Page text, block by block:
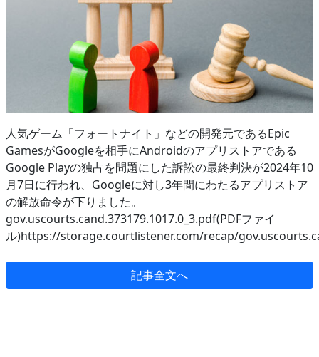
人気ゲーム「フォートナイト」などの開発元であるEpic
GamesがGoogleを相手にAndroidのアプリストアである
Google Playの独占を問題にした訴訟の最終判決が2024年10
月7日に行われ、Googleに対し3年間にわたるアプリストア
の解放命令が下りました。
gov.uscourts.cand.373179.1017.0_3.pdf(PDFファイ
ル)https://storage.courtlistener.com/recap/
記事全文へ